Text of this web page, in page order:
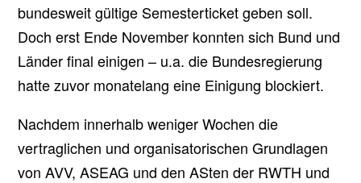
bundesweit gültige Semesterticket geben soll.
Doch erst Ende November konnten sich Bund und
Länder final einigen – u.a. die Bundesregierung
hatte zuvor monatelang eine Einigung blockiert.
Nachdem innerhalb weniger Wochen die
vertraglichen und organisatorischen Grundlagen
von AVV, ASEAG und den ASten der RWTH und